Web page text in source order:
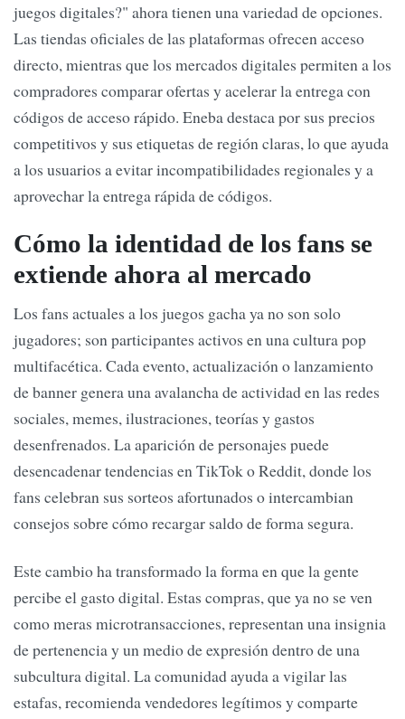
juegos digitales?" ahora tienen una variedad de opciones.
Las tiendas oficiales de las plataformas ofrecen acceso
directo, mientras que los mercados digitales permiten a los
compradores comparar ofertas y acelerar la entrega con
códigos de acceso rápido. Eneba destaca por sus precios
competitivos y sus etiquetas de región claras, lo que ayuda
a los usuarios a evitar incompatibilidades regionales y a
aprovechar la entrega rápida de códigos.
Cómo la identidad de los fans se
extiende ahora al mercado
Los fans actuales a los juegos gacha ya no son solo
jugadores; son participantes activos en una cultura pop
multifacética. Cada evento, actualización o lanzamiento
de banner genera una avalancha de actividad en las redes
sociales, memes, ilustraciones, teorías y gastos
desenfrenados. La aparición de personajes puede
desencadenar tendencias en TikTok o Reddit, donde los
fans celebran sus sorteos afortunados o intercambian
consejos sobre cómo recargar saldo de forma segura.
Este cambio ha transformado la forma en que la gente
percibe el gasto digital. Estas compras, que ya no se ven
como meras microtransacciones, representan una insignia
de pertenencia y un medio de expresión dentro de una
subcultura digital. La comunidad ayuda a vigilar las
estafas, recomienda vendedores legítimos y comparte